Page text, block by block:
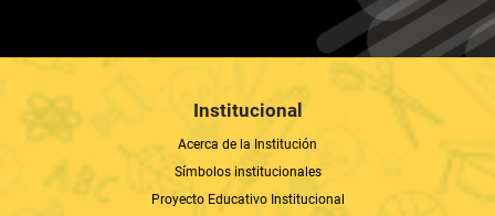
Institucional
Símbolos institucionales
Proyecto Educativo Institucional
Normativa
Formatos